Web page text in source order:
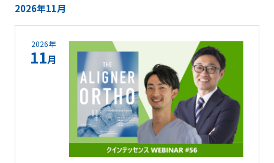
2026年11月
2026年
11月